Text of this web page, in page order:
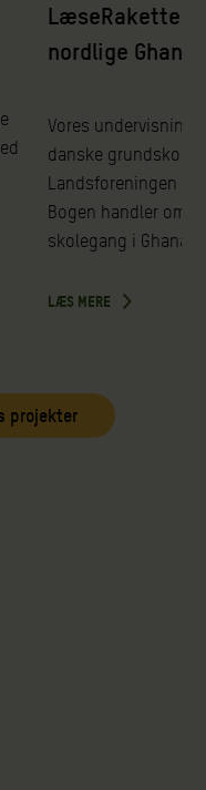
LæseRaketten
nordlige Ghana
Vores
danske grundskole
Landsforeningen
Bogen handler om
skolegang i Ghana.
LÆS MERE
projekter